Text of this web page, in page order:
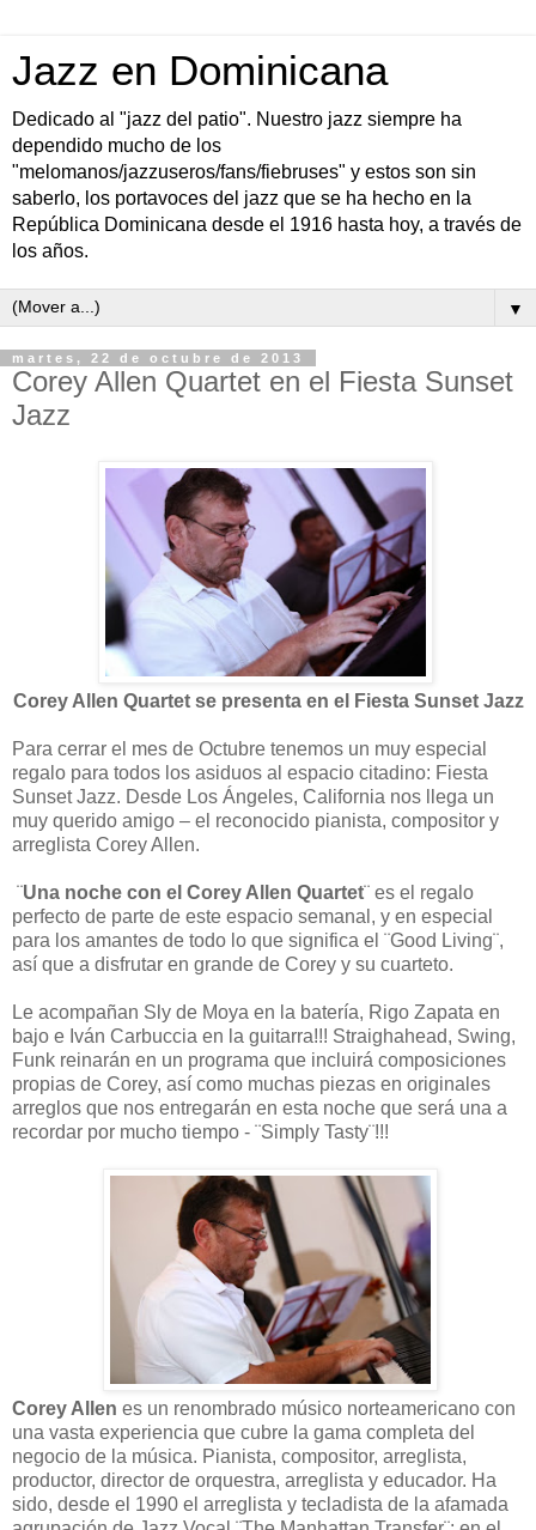
Jazz en Dominicana
Dedicado al "jazz del patio". Nuestro jazz siempre ha
dependido mucho de los
"melomanos/jazzuseros/fans/fiebruses" y estos son sin
saberlo, los portavoces del jazz que se ha hecho en la
República Dominicana desde el 1916 hasta hoy, a través de
los años.
▼
martes, 22 de octubre de 2013
Corey Allen Quartet en el Fiesta Sunset
Jazz
Corey Allen Quartet se presenta en el Fiesta Sunset Jazz
Para cerrar el mes de Octubre tenemos un muy especial
regalo para todos los asiduos al espacio citadino: Fiesta
Sunset Jazz. Desde Los Ángeles, California nos llega un
muy querido amigo – el reconocido pianista, compositor y
arreglista Corey Allen.
¨Una noche con el Corey Allen Quartet¨ es el regalo
perfecto de parte de este espacio semanal, y en especial
para los amantes de todo lo que significa el ¨Good Living¨,
así que a disfrutar en grande de Corey y su cuarteto.
Le acompañan Sly de Moya en la batería, Rigo Zapata en
bajo e Iván Carbuccia en la guitarra!!! Straighahead, Swing,
Funk reinarán en un programa que incluirá composiciones
propias de Corey, así como muchas piezas en originales
arreglos que nos entregarán en esta noche que será una a
recordar por mucho tiempo - ¨Simply Tasty¨!!!
Corey Allen es un renombrado músico norteamericano con
una vasta experiencia que cubre la gama completa del
negocio de la música. Pianista, compositor, arreglista,
productor, director de orquestra, arreglista y educador. Ha
sido, desde el 1990 el arreglista y tecladista de la afamada